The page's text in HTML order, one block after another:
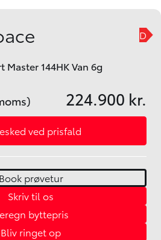
Master 144HK Van 6g
D
224.900 kr.
ved prisfald
Book prøvetur
Skriv til os
byttepris
Bliv ringet op